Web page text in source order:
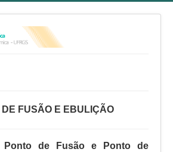
DE FUSÃO E EBULIÇÃO
Ponto de Fusão e Ponto de